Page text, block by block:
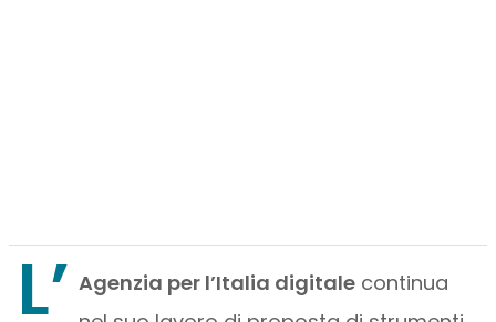
L’ Agenzia per l’Italia digitalecontinua